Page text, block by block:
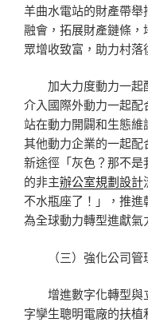
羊曲水電站的財產帶
融會，拓展財產鏈條
眾增收致富，助力村落
加大力度動力一
介入國際外動力一起
站在動力開闢和生態
其他動力企業的一起配
新途徑「灰色？那不是
的非主辦公室規劃設計
不水瓶座了！」，推進
為全球動力轉型進獻氣
（三）強化公司
增進數字化轉型
字孿生聰明電廠的扶